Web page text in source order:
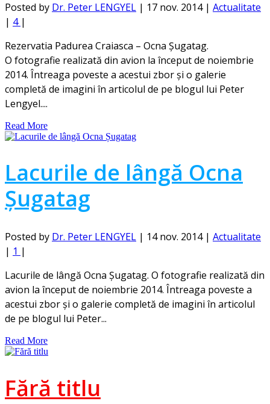
Posted by Dr. Peter LENGYEL | 17 nov. 2014| Actualitate
| 4 |
Rezervatia Padurea Craiasca – Ocna Șugatag.
O fotografie realizată din avion la început de noiembrie
2014. Întreaga poveste a acestui zbor și o galerie
completă de imagini în articolul de pe blogul lui Peter
Lengyel....
Read More
Lacurile de lângă Ocna
Șugatag
Posted by Dr. Peter LENGYEL | 14 nov. 2014| Actualitate
| 1 |
Lacurile de lângă Ocna Șugatag. O fotografie realizată din
avion la început de noiembrie 2014. Întreaga poveste a
acestui zbor și o galerie completă de imagini în articolul
de pe blogul lui Peter...
Read More
Fără titlu